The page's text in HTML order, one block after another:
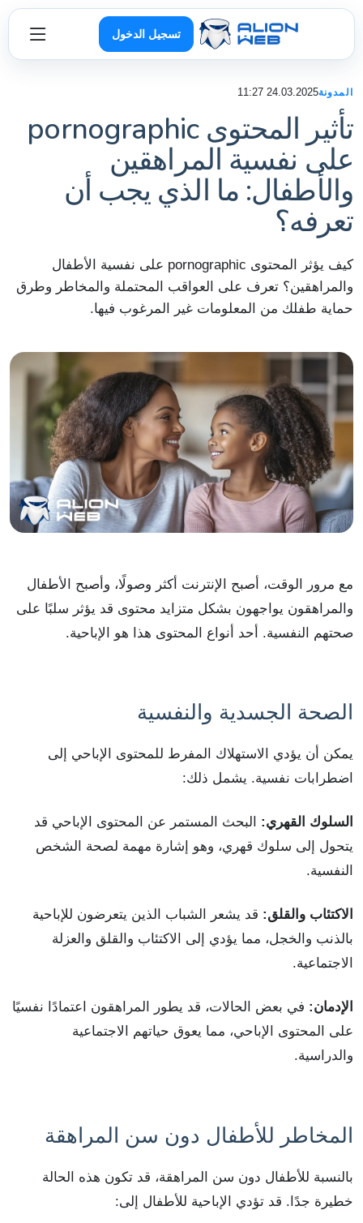
تسجيل الدخول
المدونة24.03.2025 11:27
تأثير المحتوى pornographic
على نفسية المراهقين
والأطفال: ما الذي يجب أن
تعرفه؟
كيف يؤثر المحتوى pornographic على نفسية الأطفال
والمراهقين؟ تعرف على العواقب المحتملة والمخاطر وطرق
حماية طفلك من المعلومات غير المرغوب فيها.
مع مرور الوقت، أصبح الإنترنت أكثر وصولًا، وأصبح الأطفال
والمراهقون يواجهون بشكل متزايد محتوى قد يؤثر سلبًا على
صحتهم النفسية. أحد أنواع المحتوى هذا هو الإباحية.
الصحة الجسدية والنفسية
يمكن أن يؤدي الاستهلاك المفرط للمحتوى الإباحي إلى
اضطرابات نفسية. يشمل ذلك:
السلوك القهري: البحث المستمر عن المحتوى الإباحي قد
يتحول إلى سلوك قهري، وهو إشارة مهمة لصحة الشخص
النفسية.
الاكتئاب والقلق: قد يشعر الشباب الذين يتعرضون للإباحية
بالذنب والخجل، مما يؤدي إلى الاكتئاب والقلق والعزلة
الاجتماعية.
الإدمان: في بعض الحالات، قد يطور المراهقون اعتمادًا نفسيًا
على المحتوى الإباحي، مما يعوق حياتهم الاجتماعية
والدراسية.
المخاطر للأطفال دون سن المراهقة
بالنسبة للأطفال دون سن المراهقة، قد تكون هذه الحالة
خطيرة جدًا. قد تؤدي الإباحية للأطفال إلى: